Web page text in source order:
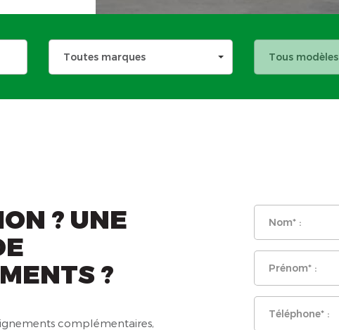
Toutes marques Tous modèles
? UNE
?
complémentaires,